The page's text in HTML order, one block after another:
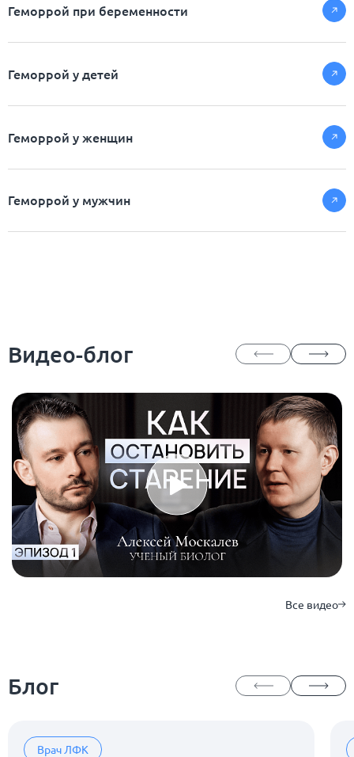
Геморрой при беременности
Геморрой у детей
Геморрой у женщин
Геморрой у мужчин
Видео-блог
Все видео
Блог
Врач ЛФК